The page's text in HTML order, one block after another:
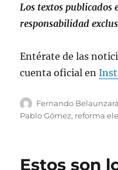
Los textos publicados
responsabilidad
Entérate de las
cuenta oficial en
A
u
Fernando
Pablo Gómez, reforma
Estos son